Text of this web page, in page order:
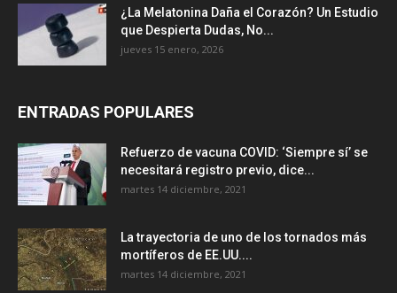
¿La Melatonina Daña el Corazón? Un Estudio
que Despierta Dudas, No...
jueves 15 enero, 2026
ENTRADAS POPULARES
Refuerzo de vacuna COVID: ‘Siempre sí’ se
necesitará registro previo, dice...
martes 14 diciembre, 2021
La trayectoria de uno de los tornados más
mortíferos de EE.UU....
martes 14 diciembre, 2021